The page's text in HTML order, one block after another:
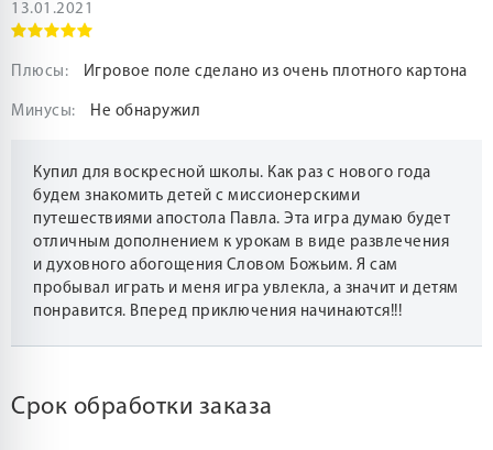
13.01.2021
Плюсы: Игровое поле сделано из очень плотного картона
Минусы: Не обнаружил
Купил для воскресной школы. Как раз с нового года
будем знакомить детей с миссионерскими
путешествиями апостола Павла. Эта игра думаю будет
отличным дополнением к урокам в виде развлечения
и духовного абогощения Словом Божьим. Я сам
пробывал играть и меня игра увлекла, а значит и детям
понравится. Вперед приключения начинаются!!!
Срок обработки заказа